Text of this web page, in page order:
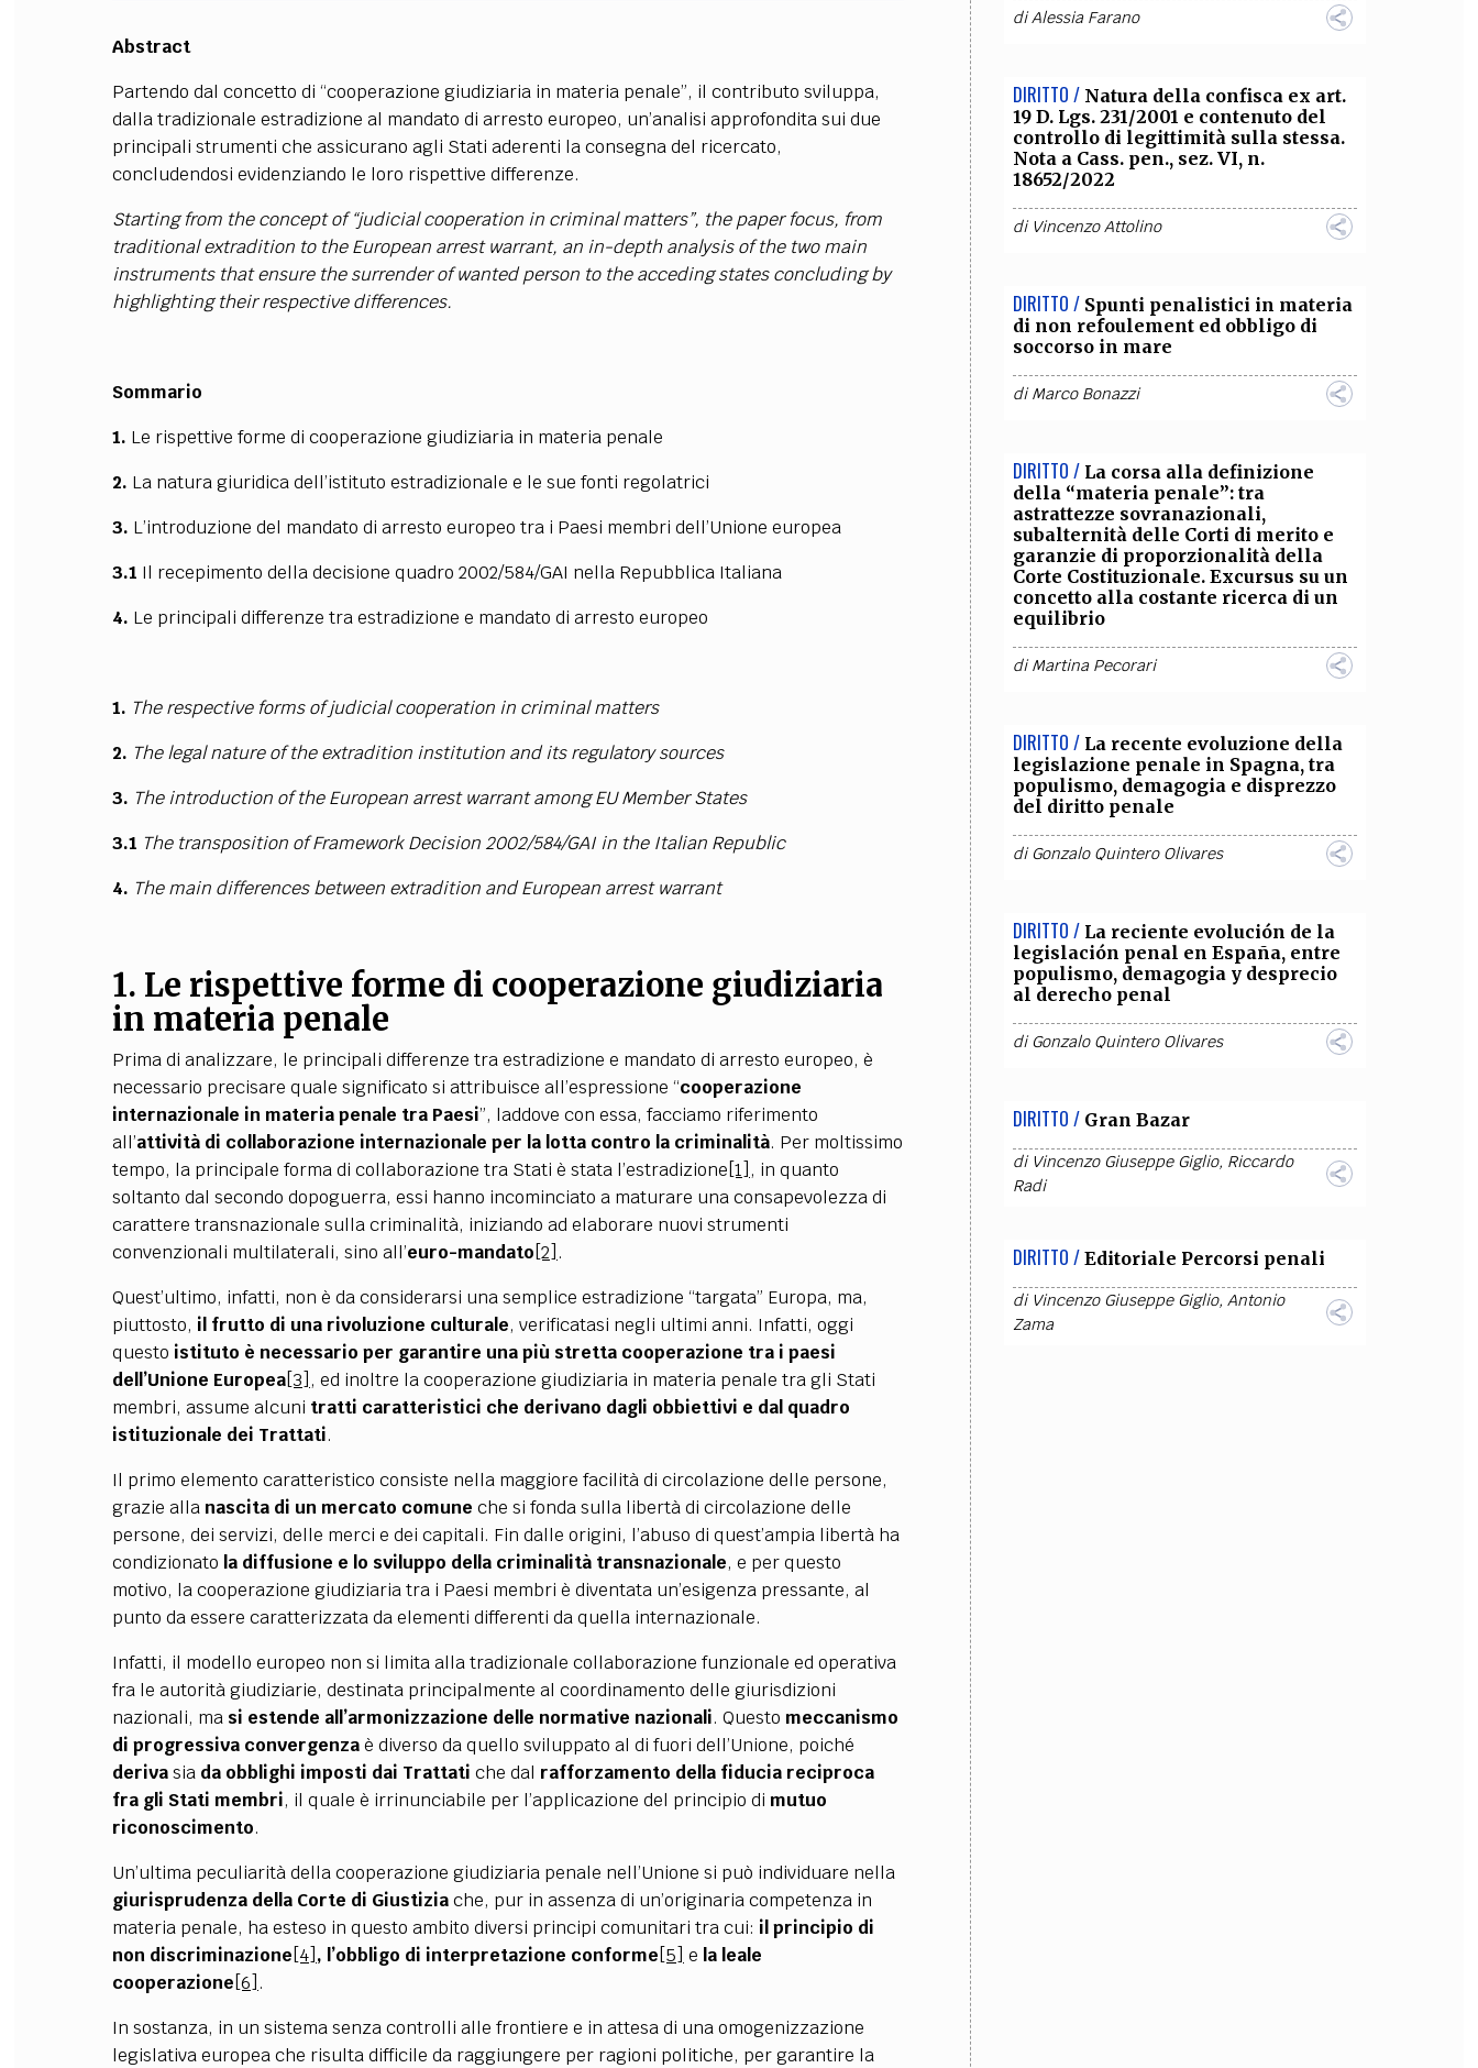
Abstract
Partendo dal concetto di “cooperazione giudiziaria in materia penale”, il contributo sviluppa,
dalla tradizionale estradizione al mandato di arresto europeo, un’analisi approfondita sui due
principali strumenti che assicurano agli Stati aderenti la consegna del ricercato,
concludendosi evidenziando le loro rispettive differenze.
Starting from the concept of “judicial cooperation in criminal matters”, the paper focus, from
traditional extradition to the European arrest warrant, an in-depth analysis of the two main
instruments that ensure the surrender of wanted person to the acceding states concluding by
highlighting their respective differences.
Sommario
1. Le rispettive forme di cooperazione giudiziaria in materia penale
2. La natura giuridica dell’istituto estradizionale e le sue fonti regolatrici
3. L’introduzione del mandato di arresto europeo tra i Paesi membri dell’Unione europea
3.1 Il recepimento della decisione quadro 2002/584/GAI nella Repubblica Italiana
4. Le principali differenze tra estradizione e mandato di arresto europeo
1. The respective forms of judicial cooperation in criminal matters
2. The legal nature of the extradition institution and its regulatory sources
3. The introduction of the European arrest warrant among EU Member States
3.1 The transposition of Framework Decision 2002/584/GAI in the Italian Republic
4. The main differences between extradition and European arrest warrant
1. Le rispettive forme di cooperazione giudiziaria
in materia penale
Prima di analizzare, le principali differenze tra estradizione e mandato di arresto europeo, è
necessario precisare quale significato si attribuisce all’espressione “cooperazione
internazionale in materia penale tra Paesi”, laddove con essa, facciamo riferimento
all’attività di collaborazione internazionale per la lotta contro la criminalità. Per moltissimo
tempo, la principale forma di collaborazione tra Stati è stata l’estradizione [1] , in quanto
soltanto dal secondo dopoguerra, essi hanno incominciato a maturare una consapevolezza di
carattere transnazionale sulla criminalità, iniziando ad elaborare nuovi strumenti
convenzionali multilaterali, sino all’euro-mandato [2] .
Quest’ultimo, infatti, non è da considerarsi una semplice estradizione “targata” Europa, ma,
piuttosto, il frutto di una rivoluzione culturale, verificatasi negli ultimi anni. Infatti, oggi
questo istituto è necessario per garantire una più stretta cooperazione tra i paesi
dell’Unione Europea[3] , ed inoltre la cooperazione giudiziaria in materia penale tra gli Stati
membri, assume alcuni tratti caratteristici che derivano dagli obbiettivi e dal quadro
istituzionale dei Trattati.
Il primo elemento caratteristico consiste nella maggiore facilità di circolazione delle persone,
grazie alla nascita di un mercato comune che si fonda sulla libertà di circolazione delle
persone, dei servizi, delle merci e dei capitali. Fin dalle origini, l’abuso di quest’ampia libertà ha
condizionato la diffusione e lo sviluppo della criminalità transnazionale, e per questo
motivo, la cooperazione giudiziaria tra i Paesi membri è diventata un’esigenza pressante, al
punto da essere caratterizzata da elementi differenti da quella internazionale.
Infatti, il modello europeo non si limita alla tradizionale collaborazione funzionale ed operativa
fra le autorità giudiziarie, destinata principalmente al coordinamento delle giurisdizioni
nazionali, ma si estende all’armonizzazione delle normative nazionali. Questo meccanismo
di progressiva convergenzaè diverso da quello sviluppato al di fuori dell’Unione, poiché
derivasia da obblighi imposti dai Trattati che dal rafforzamento della fiducia reciproca
fra gli Stati membri, il quale è irrinunciabile per l’applicazione del principio di mutuo
riconoscimento.
Un’ultima peculiarità della cooperazione giudiziaria penale nell’Unione si può individuare nella
giurisprudenza della Corte di Giustiziache, pur in assenza di un’originaria competenza in
materia penale, ha esteso in questo ambito diversi principi comunitari tra cui: il principio di
non discriminazione [4] , l ’obbligo di interpretazione conforme [5] e la leale
cooperazione [6] .
In sostanza, in un sistema senza controlli alle frontiere e in attesa di una omogenizzazione
legislativa europea che risulta difficile da raggiungere per ragioni politiche, per garantire la
diAlessia Farano
DIRITTO / Natura della confisca ex art.
19 D. Lgs. 231/2001 e contenuto del
controllo di legittimità sulla stessa.
Nota a Cass. pen., sez. VI, n.
18652/2022
di Vincenzo Attolino
DIRITTO / Spunti penalistici in materia
di non refoulement ed obbligo di
soccorso in mare
diMarco Bonazzi
DIRITTO / La corsa alla definizione
della “materia penale”: tra
astrattezze sovranazionali,
subalternità delle Corti di merito e
garanzie di proporzionalità della
Corte Costituzionale. Excursus su un
concetto alla costante ricerca di un
equilibrio
diMartina Pecorari
DIRITTO / La recente evoluzione della
legislazione penale in Spagna, tra
populismo, demagogia e disprezzo
del diritto penale
diGonzalo Quintero Olivares
DIRITTO / La reciente evolución de la
legislación penal en España, entre
populismo, demagogia y desprecio
al derecho penal
diGonzalo Quintero Olivares
DIRITTO / Gran Bazar
di Vincenzo Giuseppe Giglio, Riccardo
Radi
DIRITTO / Editoriale Percorsi penali
di Vincenzo Giuseppe Giglio, Antonio
Zama